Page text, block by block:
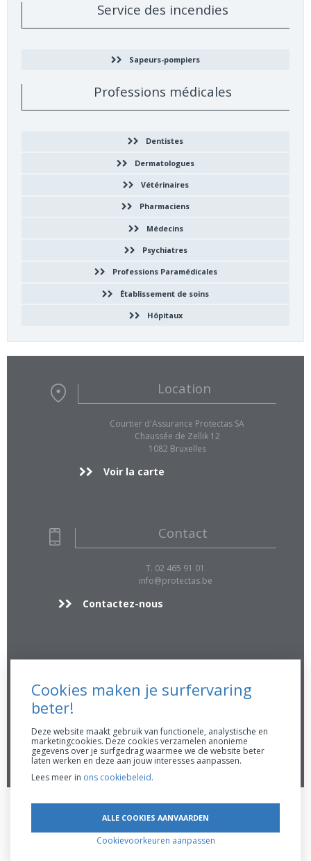
Service des incendies
Sapeurs-pompiers
Professions médicales
Dentistes
Dermatologues
Vétérinaires
Pharmaciens
Médecins
Psychiatres
Professions Paramédicales
Établissement de soins
Hôpitaux
Location
Courtier d'Assurance Protectas SA
Chaussée de Zellik 12
1082 Bruxelles
Voir la carte
Contact
T. 02 465 91 01
info@protectas.be
Contactez-nous
Info supp.
FSMA 16896 A
Conduite AssurMiFiD
Prendre rendez-vous
Cookies maken je surfervaring
beter!
Deze website maakt gebruik van functionele, analystische en
marketingcookies. Deze cookies verzamelen anonieme
gegevens over je surfgedrag waarmee we de website beter
laten werken en deze aan jouw interesses aanpassen.
Lees meer in ons cookiebeleid.
ALLE COOKIES AANVAARDEN
Cookievoorkeuren aanpassen